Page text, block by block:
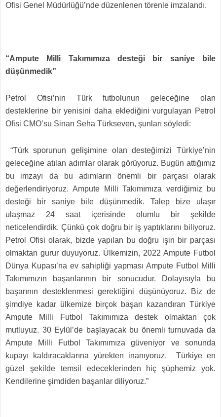
Ofisi Genel Müdürlüğü’nde düzenlenen törenle imzalandı.
“Ampute Milli Takımımıza desteği bir saniye bile
düşünmedik”
Petrol Ofisi’nin Türk futbolunun geleceğine olan
desteklerine bir yenisini daha eklediğini vurgulayan Petrol
Ofisi CMO’su Sinan Seha Türkseven, şunları söyledi:
“Türk sporunun gelişimine olan desteğimizi Türkiye’nin
geleceğine atılan adımlar olarak görüyoruz. Bugün attığımız
bu imzayı da bu adımların önemli bir parçası olarak
değerlendiriyoruz. Ampute Milli Takımımıza verdiğimiz bu
desteği bir saniye bile düşünmedik. Talep bize ulaşır
ulaşmaz 24 saat içerisinde olumlu bir şekilde
neticelendirdik. Çünkü çok doğru bir iş yaptıklarını biliyoruz.
Petrol Ofisi olarak, bizde yapılan bu doğru işin bir parçası
olmaktan gurur duyuyoruz. Ülkemizin, 2022 Ampute Futbol
Dünya Kupası’na ev sahipliği yapması Ampute Futbol Milli
Takımımızın başarılarının bir sonucudur. Dolayısıyla bu
başarının desteklenmesi gerektiğini düşünüyoruz. Biz de
şimdiye kadar ülkemize birçok başarı kazandıran Türkiye
Ampute Milli Futbol Takımımıza destek olmaktan çok
mutluyuz. 30 Eylül’de başlayacak bu önemli turnuvada da
Ampute Milli Futbol Takımımıza güveniyor ve sonunda
kupayı kaldıracaklarına yürekten inanıyoruz. Türkiye en
güzel şekilde temsil edeceklerinden hiç şüphemiz yok.
Kendilerine şimdiden başarılar diliyoruz.”